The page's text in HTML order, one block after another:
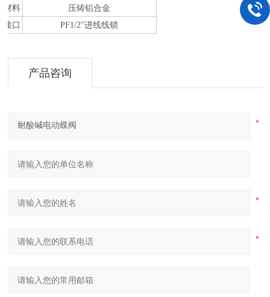
材料
压铸铝合金
接口
PF1/2”进线线锁
产品咨询